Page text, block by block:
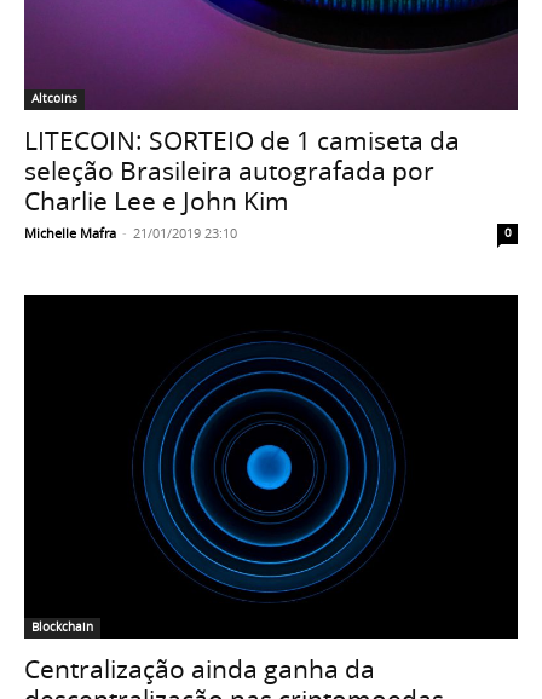
Altcoins
LITECOIN: SORTEIO de 1 camiseta da
seleção Brasileira autografada por
Charlie Lee e John Kim
Michelle Mafra - 21/01/2019 23:10 0
Blockchain
Centralização ainda ganha da